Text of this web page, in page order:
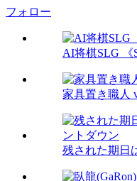
フォロー
AI将棋SLG 《
家具置き職人
残された期日